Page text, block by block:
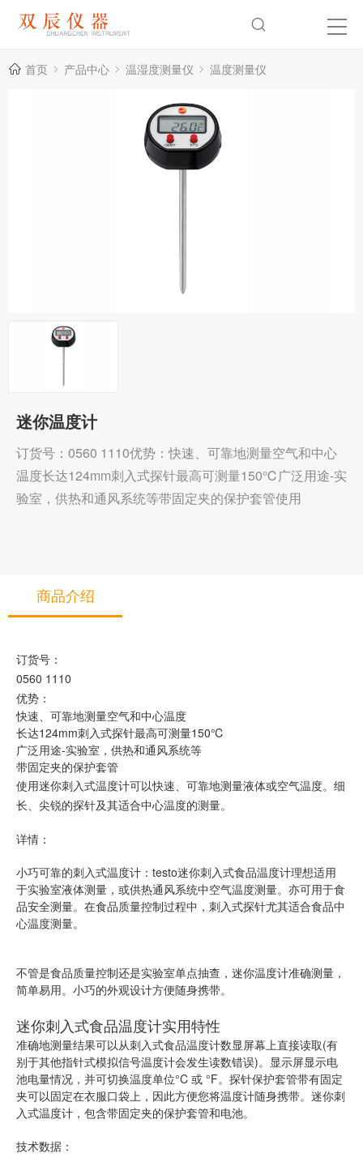
首页 产品中心 温湿度测量仪 温度测量仪
迷你温度计
订货号：0560 1110优势：快速、可靠地测量空气和中心
温度长达124mm刺入式探针最高可测量150℃广泛用途-实
验室，供热和通风系统等带固定夹的保护套管使用
商品介绍
订货号：
0560 1110
优势：
快速、可靠地测量空气和中心温度
长达124mm刺入式探针最高可测量150℃
广泛用途-实验室，供热和通风系统等
带固定夹的保护套管
使用迷你刺入式温度计可以快速、可靠地测量液体或空气温度。细
长、尖锐的探针及其适合中心温度的测量。
详情：
小巧可靠的刺入式温度计：testo迷你刺入式食品温度计理想适用
于实验室液体测量，或供热通风系统中空气温度测量。亦可用于食
品安全测量。在食品质量控制过程中，刺入式探针尤其适合食品中
心温度测量。
不管是食品质量控制还是实验室单点抽查，迷你温度计准确测量，
简单易用。小巧的外观设计方便随身携带。
迷你刺入式食品温度计实用特性
准确地测量结果可以从刺入式食品温度计数显屏幕上直接读取(有
别于其他指针式模拟信号温度计会发生读数错误)。显示屏显示电
池电量情况，并可切换温度单位°C 或 °F。探针保护套管带有固定
夹可以固定在衣服口袋上，因此方便您将温度计随身携带。迷你刺
入式温度计，包含带固定夹的保护套管和电池。
技术数据：